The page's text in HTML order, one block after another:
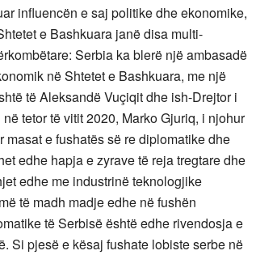
influencën e saj politike dhe ekonomike,
e Bashkuara janë disa multi-
Serbia ka blerë një ambasadë
në Shtetet e Bashkuara, me një
të Aleksandë Vuçiqit dhe ish-Drejtor i
tetor të vitit 2020, Marko Gjuriq, i njohur
e fushatës së re diplomatike dhe
edhe hapja e zyrave të reja tregtare dhe
edhe me industrinë teknologjike
të madh madje edhe në fushën
të Serbisë është edhe rivendosja e
Si pjesë e kësaj fushate lobiste serbe në